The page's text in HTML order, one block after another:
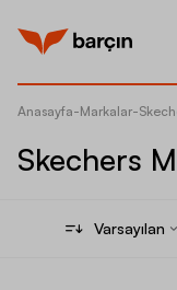
Anasayfa-Markalar-
Skechers
Varsayılan